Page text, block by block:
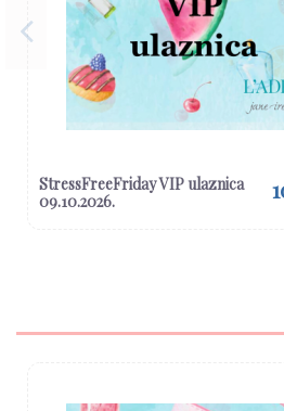
StressFreeFriday VIP ulaznica
09.10.2026.